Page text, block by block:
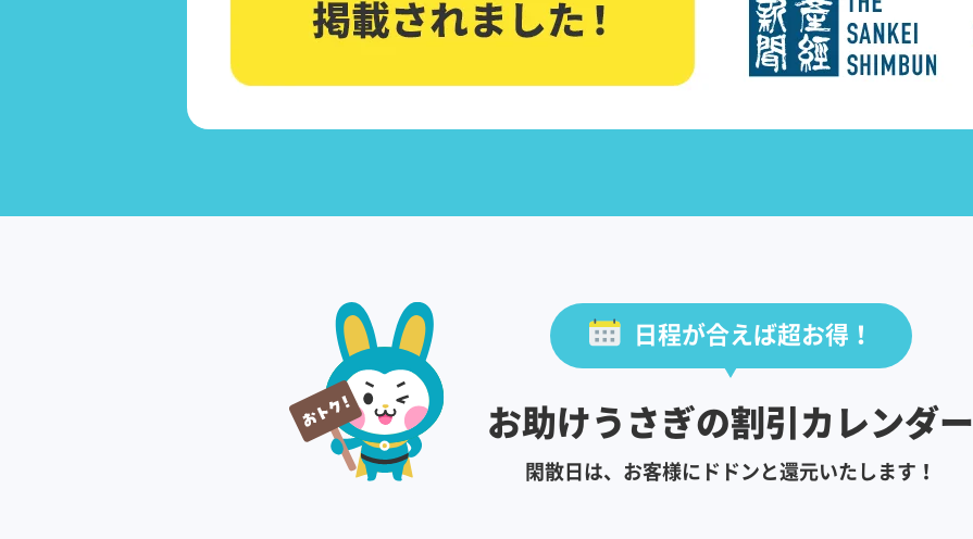
日程が合えば超お得！
お助けうさぎの割引カレンダー
閑散日は、お客様にドドンと還元いたします！